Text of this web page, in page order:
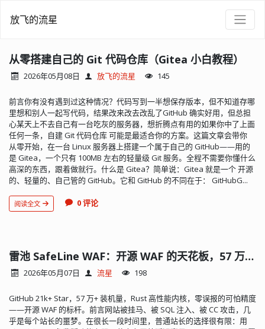
放飞的流星
从零搭建自己的 Git 代码仓库（Gitea 小白教程）
2026年05月08日 放飞的流星 145
前言你有没有遇到过这种情况？代码写到一半想保存版本，但不知道存哪
里想和别人一起写代码，结果改来改去改乱了GitHub 确实好用，但总担
心某天上不去自己有一台吃灰的服务器，想折腾点有用的如果你中了上面
任何一条，自建 Git 代码仓库 可能是最适合你的方案。这篇文章会带你
从零开始，在一台 Linux 服务器上搭建一个属于自己的 GitHub——用的
是 Gitea，一个只有 100MB 左右的轻量级 Git 服务。全程不需要你懂什么
高深的东西，跟着做就行。什么是 Gitea？简单说：Gitea 就是一个 开源
的、轻量的、自己管的 GitHub。它和 GitHub 的不同在于： GitHubG...
阅读全文 0 评论
雷池 SafeLine WAF：开源 WAF 的天花板，57 万装机量的选择
2026年05月07日 流星 198
GitHub 21k+ Star，57 万+ 装机量，Rust 高性能内核，零误报的可怕精度
——开源 WAF 的标杆。前言网站被挂马、被 SQL 注入、被 CC 攻击，几
乎是每个站长的噩梦。在很长一段时间里，普通站长的选择很有限：用